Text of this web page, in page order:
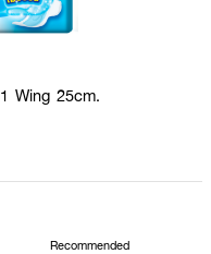
Wing 25cm.
Recommended